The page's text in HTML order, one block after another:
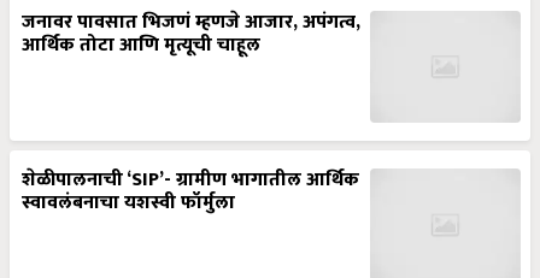
जनावर पावसात भिजणं म्हणजे आजार, अपंगत्व,
आर्थिक तोटा आणि मृत्यूची चाहूल
शेळीपालनाची ‘SIP’- ग्रामीण भागातील आर्थिक
स्वावलंबनाचा यशस्वी फॉर्मुला